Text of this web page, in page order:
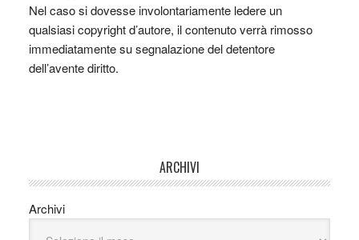
Nel caso si dovesse involontariamente ledere un
qualsiasi copyright d’autore, il contenuto verrà rimosso
immediatamente su segnalazione del detentore
dell’avente diritto.
ARCHIVI
Archivi